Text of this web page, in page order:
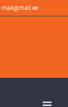
mail@mail.ee